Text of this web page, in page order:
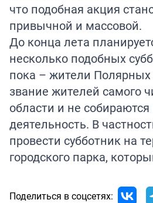
что подобная акция
привычной и массовой.
До конца лета
несколько подобных
пока – жители Полярных
звание жителей самого
области и не
деятельность. В
провести субботник на
городского парка,
Поделиться в соцсетях: